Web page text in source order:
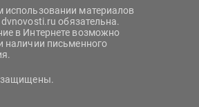
материалов
обязательна.
в Интернете возможно
наличии письменного
защищены.